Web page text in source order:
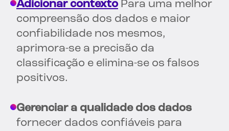
Adicionar contexto Para uma melhor
compreensão dos dados e maior
confiabilidade nos mesmos,
aprimora-se a precisão da
classificação e elimina-se os falsos
positivos.
Gerenciar a qualidade dos dados
fornecer dados confiáveis para